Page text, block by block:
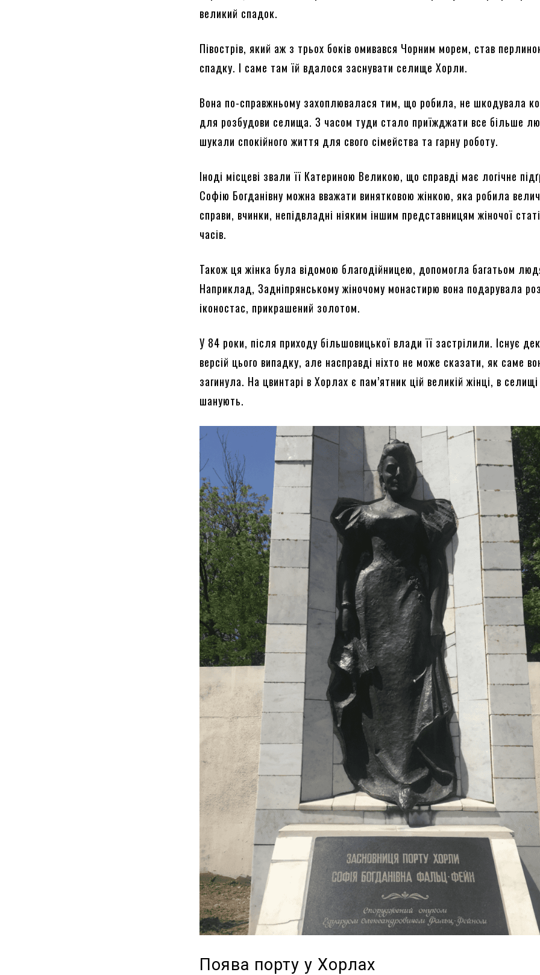
великий спадок.
Півострів, який аж з трьох боків омивався Чорним морем, став
спадку. І саме там їй вдалося заснувати селище Хорли.
Вона по-справжньому захоплювалася тим, що робила, не шкодувала
для розбудови селища. З часом туди стало приїжджати все більше
шукали спокійного життя для свого сімейства та гарну роботу.
Іноді місцеві звали її Катериною Великою, що справді має логічне
Софію Богданівну можна вважати винятковою жінкою, яка робила
справи, вчинки, непідвладні ніяким іншим представницям жіночої
часів.
Також ця жінка була відомою благодійницею, допомогла багатьом
Наприклад, Задніпрянському жіночому монастирю вона подарувала
іконостас, прикрашений золотом.
У 84 роки, після приходу більшовицької влади її застрілили. Існує
версій цього випадку, але насправді ніхто не може сказати, як саме
загинула. На цвинтарі в Хорлах є пам’ятник цій великій жінці, в
шанують.
Поява порту у Хорлах